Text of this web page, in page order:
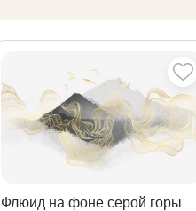
Флюид на фоне серой горы